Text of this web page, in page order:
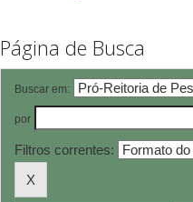
Página de Busca
Buscar em:
por
Filtros correntes: